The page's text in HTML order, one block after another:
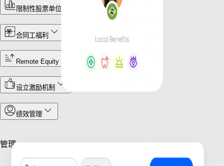
限制性股票单位 (RSU)
合同工福利
Remote Equity
设立激励机制
绩效管理
管理